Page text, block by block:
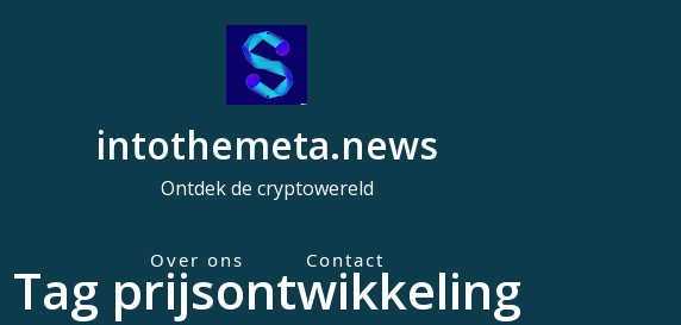
intothemeta.news
Ontdek de cryptowereld
o
Over ons Contact
Tag prijsontwikkeling